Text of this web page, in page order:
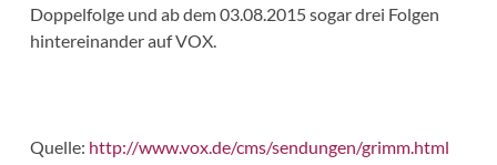
Doppelfolge und ab dem 03.08.2015 sogar drei Folgen
hintereinander auf VOX.
Quelle: http://www.vox.de/cms/sendungen/grimm.html